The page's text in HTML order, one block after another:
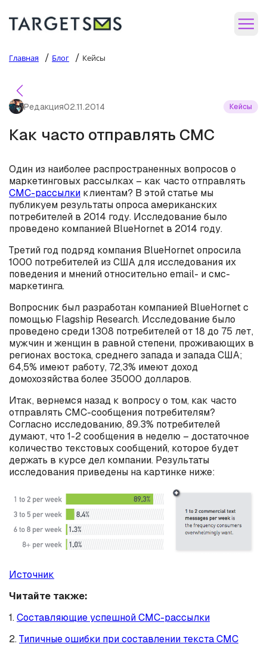
Главная / Блог / Кейсы
Редакция02.11.2014 Кейсы
Как часто отправлять СМС
Один из наиболее распространенных вопросов о
маркетинговых рассылках – как часто отправлять
СМС-рассылки клиентам? В этой статье мы
публикуем результаты опроса американских
потребителей в 2014 году. Исследование было
проведено компанией BlueHornet в 2014 году.
Третий год подряд компания BlueHornet опросила
1000 потребителей из США для исследования их
поведения и мнений относительно email- и смс-
маркетинга.
Вопросник был разработан компанией BlueHornet с
помощью Flagship Research. Исследование было
проведено среди 1308 потребителей от 18 до 75 лет,
мужчин и женщин в равной степени, проживающих в
регионах востока, среднего запада и запада США;
64,5% имеют работу, 72,3% имеют доход
домохозяйства более 35000 долларов.
Итак, вернемся назад к вопросу о том, как часто
отправлять СМС-сообщения потребителям?
Согласно исследованию, 89.3% потребителей
думают, что 1-2 сообщения в неделю – достаточное
количество текстовых сообщений, которое будет
держать в курсе дел компании. Результаты
исследования приведены на картинке ниже:
Источник
Читайте также:
1.Составляющие успешной СМС-рассылки
2.Типичные ошибки при составлении текста СМС